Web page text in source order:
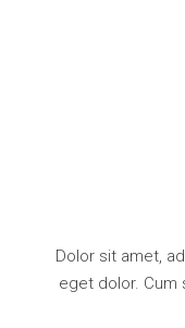
Dolor sit amet,
eget dolor. Cum